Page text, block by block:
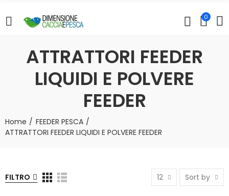
0
ATTRATTORI FEEDER
LIQUIDI E POLVERE
FEEDER
Home
FEEDER PESCA
ATTRATTORI FEEDER LIQUIDI E POLVERE FEEDER
FILTRO 12 Sort by